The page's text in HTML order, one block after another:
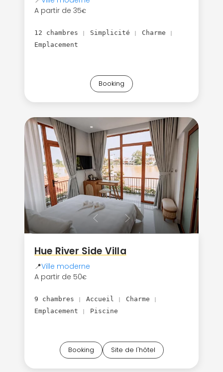
A partir de 35€
12 chambres Simplicité Charme
Emplacement
Booking
Hue River Side Villa
📍Ville moderne
A partir de 50€
9 chambres Accueil Charme
Emplacement Piscine
Booking Site de l'hôtel